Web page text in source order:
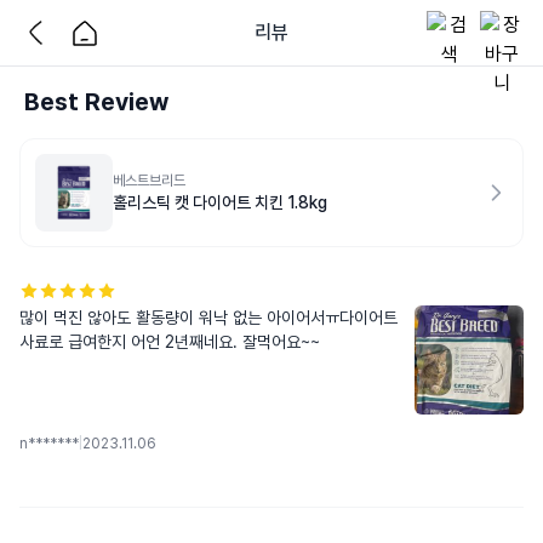
리뷰
Best Review
베스트브리드
홀리스틱 캣 다이어트 치킨 1.8kg
많이 먹진 않아도 활동량이 워낙 없는 아이어서ㅠ다이어트
사료로 급여한지 어언 2년째네요. 잘먹어요~~
n******* 2023.11.06